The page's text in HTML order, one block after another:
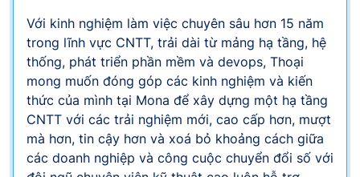
Với kinh nghiệm làm việc chuyên sâu hơn 15 năm
trong lĩnh vực CNTT, trải dài từ mảng hạ tầng, hệ
thống, phát triển phần mềm và devops, Thoại
mong muốn đóng góp các kinh nghiệm và kiến
thức của mình tại Mona để xây dựng một hạ tầng
CNTT với các trải nghiệm mới, cao cấp hơn, mượt
mà hơn, tin cậy hơn và xoá bỏ khoảng cách giữa
các doanh nghiệp và công cuộc chuyển đổi số với